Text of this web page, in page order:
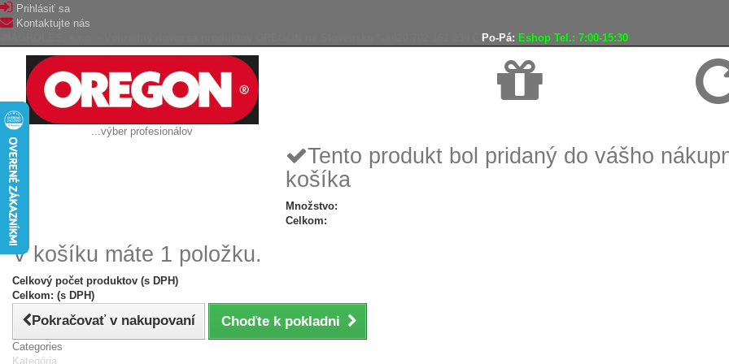
Prihlásiť sa
Kontaktujte nás
Po-Pá: Eshop Tel.: 7:00-15:30
...výber profesionálov
Tento produkt bol pridaný do vášho
košíka
Množstvo:
Celkom:
V košíku máte 1 položku.
Celkový počet produktov (s DPH)
Celkom: (s DPH)
Pokračovať v nakupovaní Choďte k pokladni
Categories
Kategória